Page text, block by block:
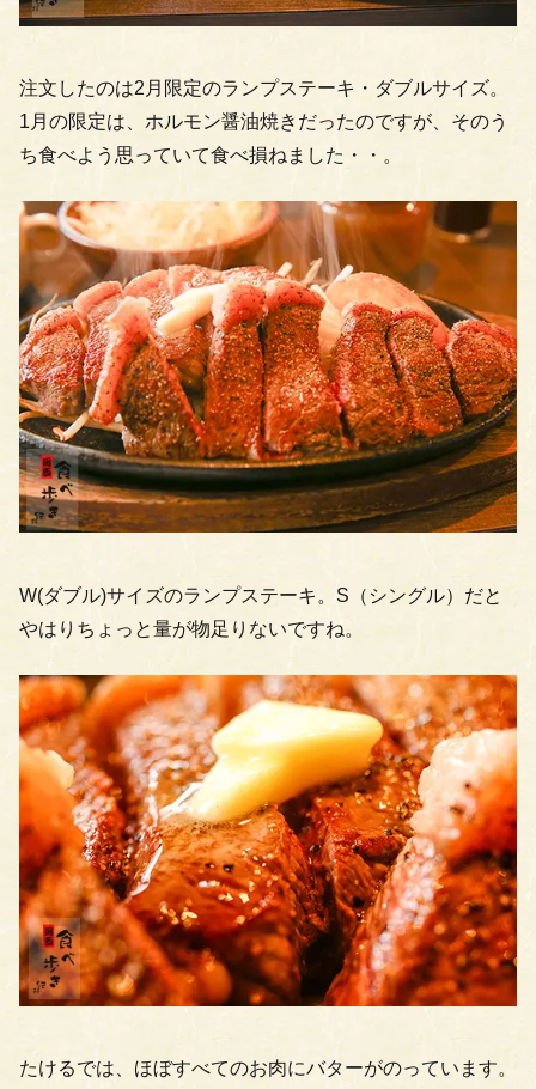
注文したのは2月限定のランプステーキ・ダブルサイズ。
1月の限定は、ホルモン醤油焼きだったのですが、そのう
ち食べよう思っていて食べ損ねました・・。
W(ダブル)サイズのランプステーキ。S（シングル）だと
やはりちょっと量が物足りないですね。
たけるでは、ほぼすべてのお肉にバターがのっています。